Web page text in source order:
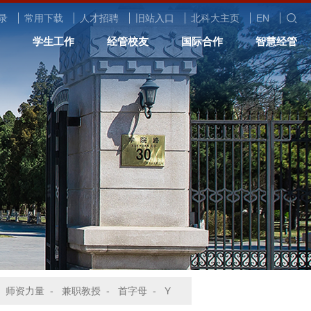
常用下载 人才招聘 旧站入口 北科大主页 EN
学生工作 经管校友 国际合作 智慧经管
师资力量 - 兼职教授 - 首字母 - Y